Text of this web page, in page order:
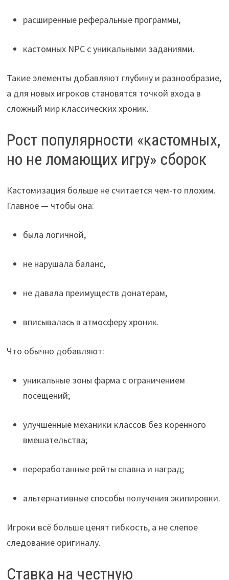
расширенные реферальные программы,
кастомных NPC с уникальными заданиями.
Такие элементы добавляют глубину и разнообразие,
а для новых игроков становятся точкой входа в
сложный мир классических хроник.
Рост популярности «кастомных,
но не ломающих игру» сборок
Кастомизация больше не считается чем-то плохим.
Главное — чтобы она:
была логичной,
не нарушала баланс,
не давала преимуществ донатерам,
вписывалась в атмосферу хроник.
Что обычно добавляют:
уникальные зоны фарма с ограничением
посещений;
улучшенные механики классов без коренного
вмешательства;
переработанные рейты спавна и наград;
альтернативные способы получения экипировки.
Игроки всё больше ценят гибкость, а не слепое
следование оригиналу.
Ставка на честную